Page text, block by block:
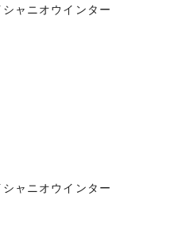
ャニオウインター
ャニオウインター